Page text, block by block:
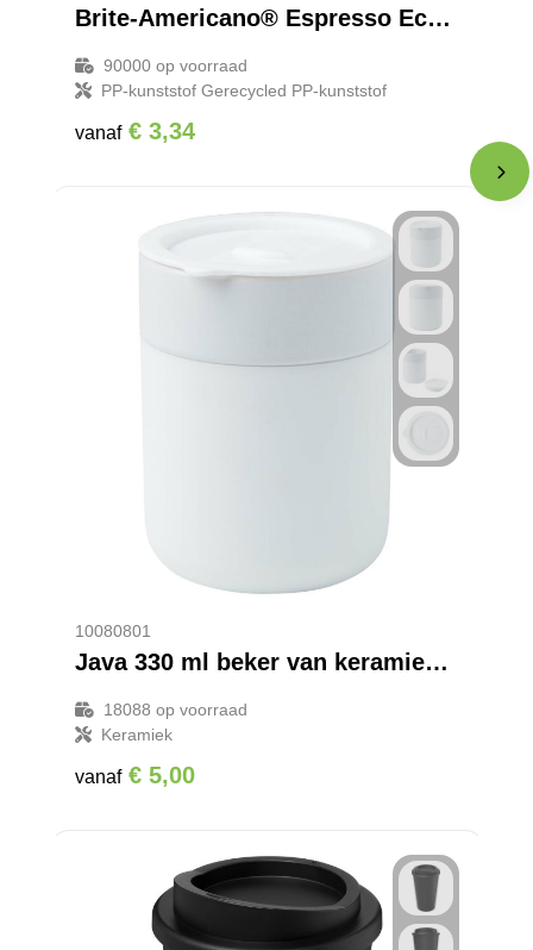
Brite-Americano® Espresso Eco 250 ml geïsoleerde beker
90000op voorraad
PP-kunststof Gerecycled PP-kunststof
vanaf € 3,34
10080801
Java 330 ml beker van keramiek met siliconen wikkel en plastic deksel
18088 op voorraad
Keramiek
vanaf € 5,00